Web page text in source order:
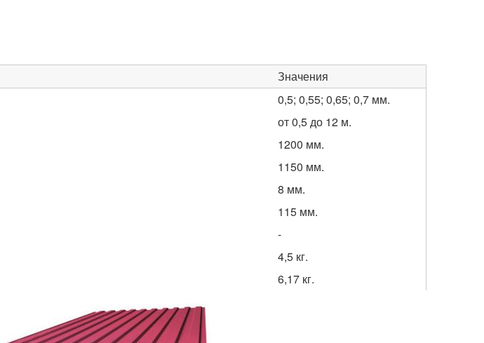
Значения
0,5; 0,55; 0,65; 0,7 мм.
от 0,5 до 12 м.
1200 мм.
1150 мм.
8 мм.
115 мм.
-
4,5 кг.
6,17 кг.